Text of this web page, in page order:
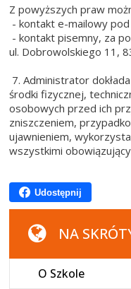
Z powyższych praw
- kontakt e-mailowy
- kontakt pisemny, za
ul. Dobrowolskiego 11,
7. Administrator
środki fizycznej,
osobowych przed ich
zniszczeniem,
ujawnieniem,
wszystkimi
Udostępnij
NA
O Szkole